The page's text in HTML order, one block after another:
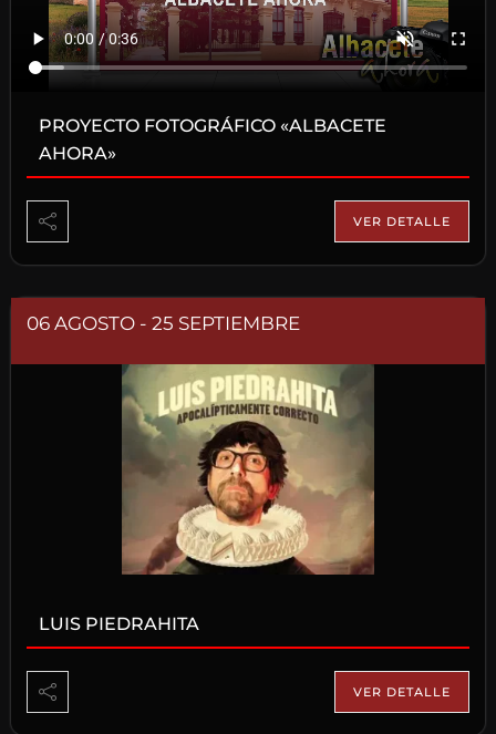
PROYECTO FOTOGRÁFICO «ALBACETE
AHORA»
VER DETALLE
06 AGOSTO - 25 SEPTIEMBRE
LUIS PIEDRAHITA
VER DETALLE